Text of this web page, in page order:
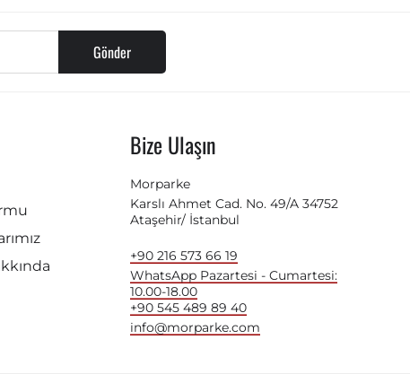
Gönder
Bize Ulaşın
Morparke
Karslı Ahmet Cad. No. 49/A 34752
Ataşehir/ İstanbul
+90 216 573 66 19
WhatsApp Pazartesi - Cumartesi:
10.00-18.00
+90 545 489 89 40
info@morparke.com